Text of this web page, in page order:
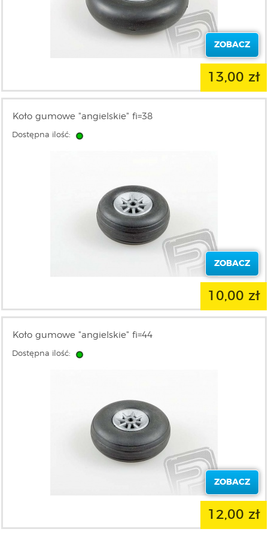
ZOBACZ
13,00 zł
Koło gumowe "angielskie" fi=38
Dostępna ilość:
ZOBACZ
10,00 zł
Koło gumowe "angielskie" fi=44
Dostępna ilość:
ZOBACZ
12,00 zł